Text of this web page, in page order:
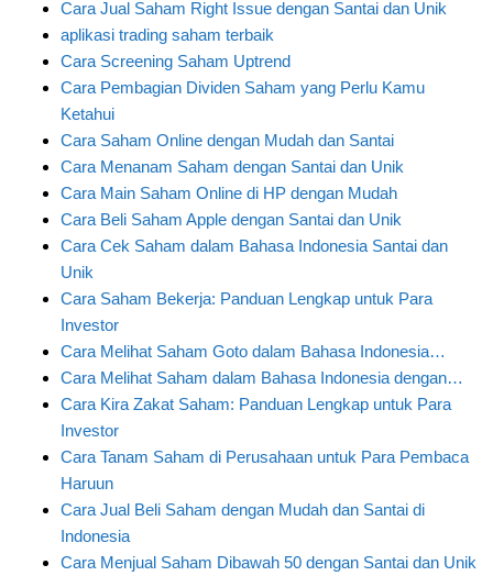
Cara Jual Saham Right Issue dengan Santai dan Unik
aplikasi trading saham terbaik
Cara Screening Saham Uptrend
Cara Pembagian Dividen Saham yang Perlu Kamu
Ketahui
Cara Saham Online dengan Mudah dan Santai
Cara Menanam Saham dengan Santai dan Unik
Cara Main Saham Online di HP dengan Mudah
Cara Beli Saham Apple dengan Santai dan Unik
Cara Cek Saham dalam Bahasa Indonesia Santai dan
Unik
Cara Saham Bekerja: Panduan Lengkap untuk Para
Investor
Cara Melihat Saham Goto dalam Bahasa Indonesia…
Cara Melihat Saham dalam Bahasa Indonesia dengan…
Cara Kira Zakat Saham: Panduan Lengkap untuk Para
Investor
Cara Tanam Saham di Perusahaan untuk Para Pembaca
Haruun
Cara Jual Beli Saham dengan Mudah dan Santai di
Indonesia
Cara Menjual Saham Dibawah 50 dengan Santai dan Unik